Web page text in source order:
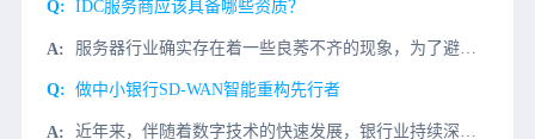
IDC服务商应该具备哪些资质？
服务器行业确实存在着一些良莠不齐的现象，为了避免一些不必要的麻烦和损失，我们需要了解专业服务器提供商应该具备哪些资质？一、IDC服务商的正规性如果是正规的IDC服务商的话，一般在网站的下方会有ISP或
做中小银行SD-WAN智能重构先行者